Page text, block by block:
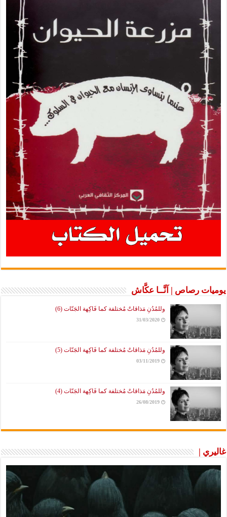
يوميات رصاص | آنَّــا عكَّاش
وللمُدُنِ مَذاقاتٌ مُختلفة كما فَاكِهة الجَنّات (6)
31/03/2020
وللمُدُنِ مَذاقاتٌ مُختلفة كما فَاكِهة الجَنّات (5)
03/11/2019
وللمُدُنِ مَذاقاتٌ مُختلفة كما فَاكِهة الجَنّات (4)
26/08/2019
غاليري |